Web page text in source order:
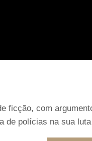
ficção, com
de polícias na sua